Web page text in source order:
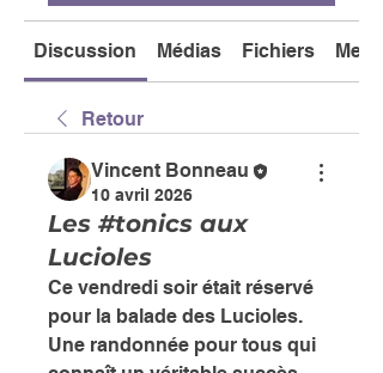
Discussion Médias Fichiers
Retour
Vincent Bonneau
10 avril 2026
Les #tonics aux
Lucioles
Ce vendredi soir était réservé
pour la balade des Lucioles.
Une randonnée pour tous qui